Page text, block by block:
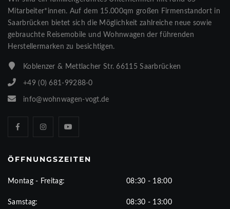
Mitarbeiter*innen. Auf dem 15.000qm großen Firmenstandort in
Saarbrücken bietet sich die Möglichkeit zahlreiche neue sowie
gebrauchte Reisemobile und Wohnwagen der führenden
Herstellermarken zu besichtigen.
Koblenzer & Mettlacher Str. 66115 Saarbrücken
+49 (0) 681-99288-0
info@wohnwagen-vogt.de
ÖFFNUNGSZEITEN
Montag - Freitag: 08:30 - 18:00
Samstag: 08:30 - 13:00